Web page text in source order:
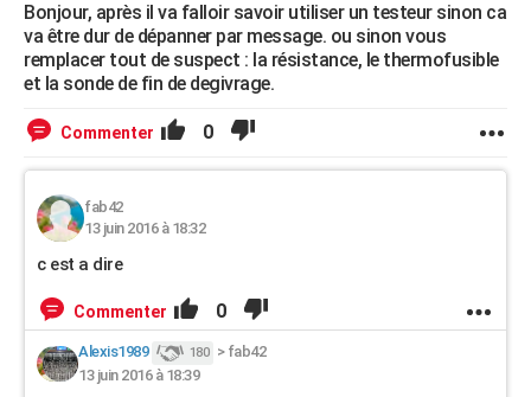
Bonjour, après il va falloir savoir utiliser un testeur sinon ca
va être dur de dépanner par message. ou sinon vous
remplacer tout de suspect : la résistance, le thermofusible
et la sonde de fin de degivrage.
Commenter 0
fab42
13 juin 2016 à 18:32
c est a dire
Commenter 0
Alexis1989 180 > fab42
13 juin 2016 à 18:39